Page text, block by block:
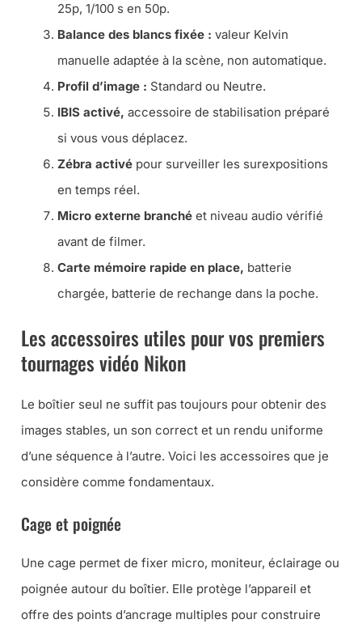
25p, 1/100 s en 50p.
Balance des blancs fixée : valeur Kelvin
manuelle adaptée à la scène, non automatique.
Profil d’image : Standard ou Neutre.
IBIS activé, accessoire de stabilisation préparé
si vous vous déplacez.
Zébra activé pour surveiller les surexpositions
en temps réel.
Micro externe branché et niveau audio vérifié
avant de filmer.
Carte mémoire rapide en place, batterie
chargée, batterie de rechange dans la poche.
Les accessoires utiles pour vos premiers
tournages vidéo Nikon
Le boîtier seul ne suffit pas toujours pour obtenir des
images stables, un son correct et un rendu uniforme
d’une séquence à l’autre. Voici les accessoires que je
considère comme fondamentaux.
Cage et poignée
Une cage permet de fixer micro, moniteur, éclairage ou
poignée autour du boîtier. Elle protège l’appareil et
offre des points d’ancrage multiples pour construire